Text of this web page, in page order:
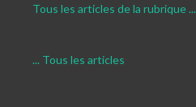
Tous les articles de la rubrique ...
... Tous les articles